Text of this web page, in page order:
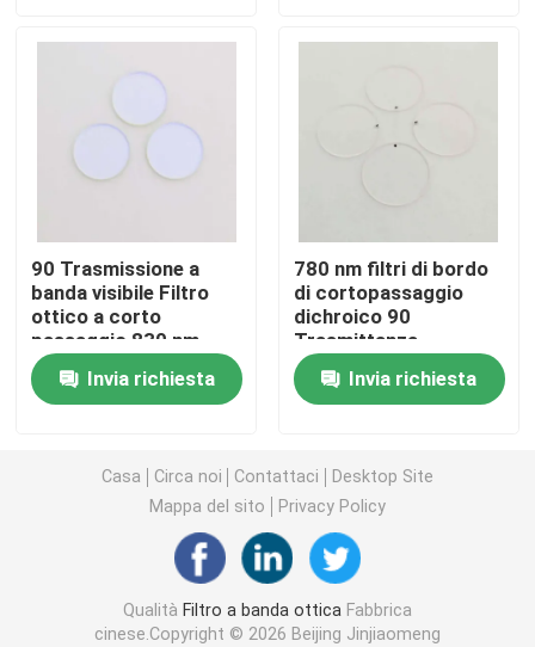
Filtro di banda IR
Filtro di passaggio a banda UV
ITO vetro di protezione elettromagnetica
Filtri per analizzatori biochimici
Filtro di banda visibile
Filtro ottico a lungo passaggio
Filtro ottico a corto passaggio
90 Trasmissione a
banda visibile Filtro
ottico a corto
passaggio 830 nm
Invia richiesta
780 nm filtri di bordo
di cortopassaggio
dichroico 90
Trasmittanza
88*88*1.1mm
Invia richiesta
Casa Circa noi Contattaci
Desktop Site
Mappa del sito
Privacy Policy
Qualità Filtro a banda ottica Fabbrica
cinese.Copyright © 2026 Beijing Jinjiaomeng